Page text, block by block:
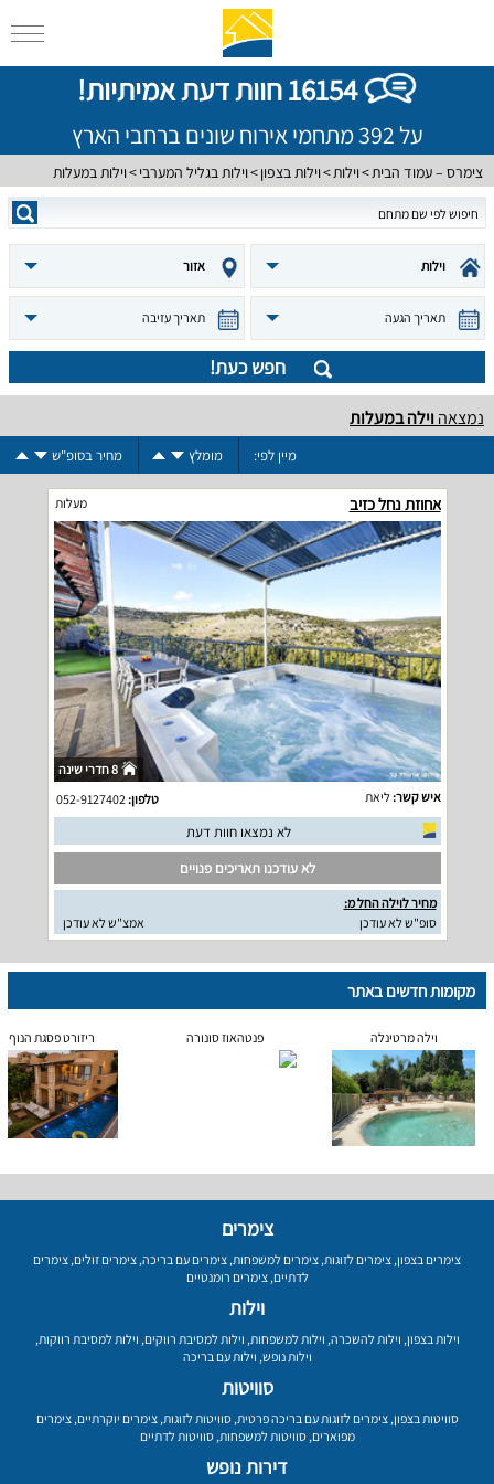
16154 חוות דעת אמיתיות!
על 392 מתחמי אירוח שונים ברחבי הארץ
צימרס – עמוד הבית וילות וילות בצפון וילות בגליל המערבי וילות במעלות
וילות אזור
תאריך הגעה תאריך עזיבה
חפש כעת!
נמצאהוילה במעלות
מיין לפי: מומלץ מחיר בסופ"ש
אחוזת נחל כזיב מעלות
8 חדרי שינה
איש קשר:ליאת טלפון:
לא נמצאו חוות דעת
לא עודכנו תאריכים פנויים
מחיר לוילה החל מ:
סופ"ש לא עודכן
אמצ"ש לא עודכן
מקומות חדשים באתר
וילה מרטינלה פנטהאוז סונורה ריזורט פסגת הנוף
צימרים
צימרים בצפון, צימרים לזוגות, צימרים למשפחות, צימרים עם בריכה, צימרים זולים, צימרים
לדתיים,צימרים רומנטיים
וילות
וילות בצפון, וילות להשכרה, וילות למשפחות, וילות למסיבת רווקים, וילות למסיבת רווקות,
וילות נופש, וילות עם בריכה
סוויטות
סוויטות בצפון,צימרים לזוגות עם בריכה פרטית,סוויטות לזוגות,צימרים יוקרתיים,צימרים
מפוארים,סוויטות למשפחות,סוויטות לדתיים
דירות נופש